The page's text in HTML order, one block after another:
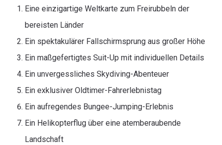
Eine einzigartige Weltkarte zum Freirubbeln der
bereisten Länder
Ein spektakulärer Fallschirmsprung aus großer Höhe
Ein maßgefertigtes Suit-Up mit individuellen Details
Ein unvergessliches Skydiving-Abenteuer
Ein exklusiver Oldtimer-Fahrerlebnistag
Ein aufregendes Bungee-Jumping-Erlebnis
Ein Helikopterflug über eine atemberaubende
Landschaft